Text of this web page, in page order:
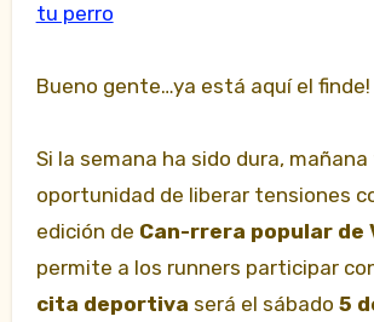
tu perro
Bueno gente…ya está aquí el finde!
Si la semana ha sido dura,
oportunidad de liberar tensiones
edición de Can-rrera popular de
permite a los runners participar
cita deportiva será el sábado 5